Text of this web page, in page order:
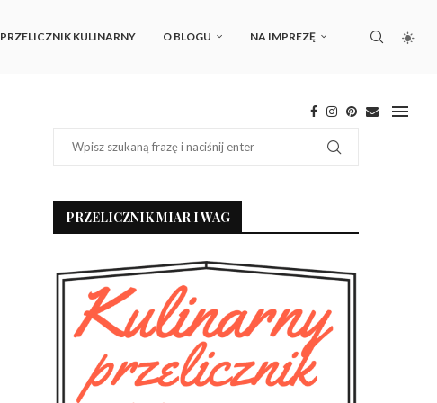
PRZELICZNIK KULINARNY O BLOGU NA IMPREZĘ
PRZELICZNIK MIAR I WAG